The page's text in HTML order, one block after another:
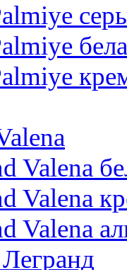
Valena
Valena
Valena